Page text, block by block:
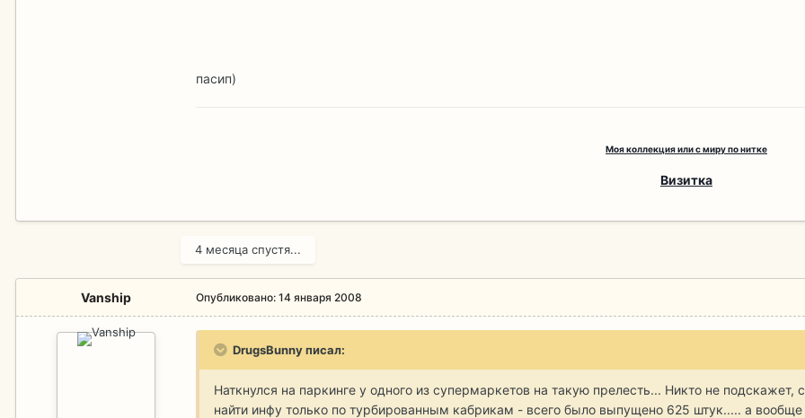
пасип)
Моя коллекция или с миру по нитке
Визитка
4 месяца спустя...
Vanship Опубликовано: 14 января 2008
DrugsBunny писал:
Наткнулся на паркинге у одного из супермаркетов на такую прелесть... Никто не
найти инфу только по турбированным кабрикам - всего было выпущено 625 штук..... а